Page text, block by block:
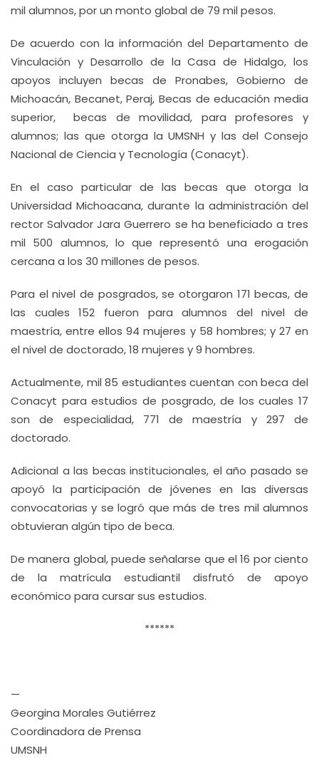
mil alumnos, por un monto global de 79 mil pesos.
De acuerdo con la información del Departamento de
Vinculación y Desarrollo de la Casa de Hidalgo, los
apoyos incluyen becas de Pronabes, Gobierno de
Michoacán, Becanet, Peraj, Becas de educación media
superior, becas de movilidad, para profesores y
alumnos; las que otorga la UMSNH y las del Consejo
Nacional de Ciencia y Tecnología (Conacyt).
En el caso particular de las becas que otorga la
Universidad Michoacana, durante la administración del
rector Salvador Jara Guerrero se ha beneficiado a tres
mil 500 alumnos, lo que representó una erogación
cercana a los 30 millones de pesos.
Para el nivel de posgrados, se otorgaron 171 becas, de
las cuales 152 fueron para alumnos del nivel de
maestría, entre ellos 94 mujeres y 58 hombres; y 27 en
el nivel de doctorado, 18 mujeres y 9 hombres.
Actualmente, mil 85 estudiantes cuentan con beca del
Conacyt para estudios de posgrado, de los cuales 17
son de especialidad, 771 de maestría y 297 de
doctorado.
Adicional a las becas institucionales, el año pasado se
apoyó la participación de jóvenes en las diversas
convocatorias y se logró que más de tres mil alumnos
obtuvieran algún tipo de beca.
De manera global, puede señalarse que el 16 por ciento
de la matrícula estudiantil disfrutó de apoyo
económico para cursar sus estudios.
******
—
Georgina Morales Gutiérrez
Coordinadora de Prensa
UMSNH